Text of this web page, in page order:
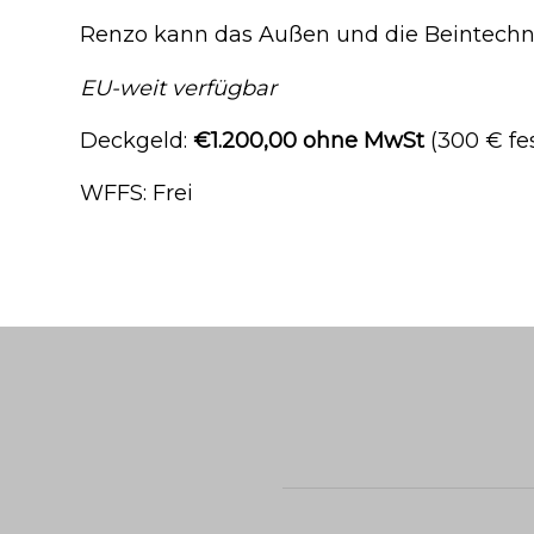
Renzo kann das Außen und die
EU-weit verfügbar
Deckgeld: €1.200,00 ohne MwSt (300 €
WFFS: Frei